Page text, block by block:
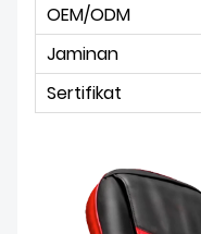
OEM/ODM
Jaminan
Sertifikat